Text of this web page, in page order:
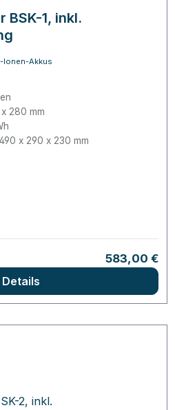
BSK-1, inkl.
Ionen-Akkus
280 mm
x 290 x 230 mm
Regulärer
583,00 €
Details